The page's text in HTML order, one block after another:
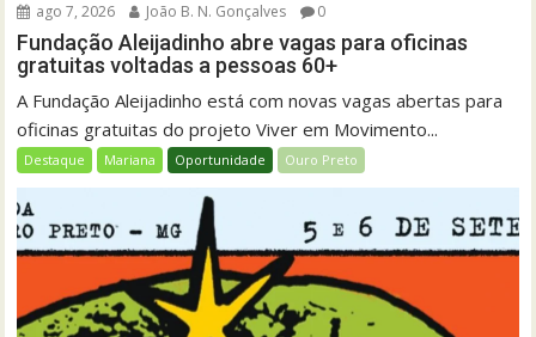
ago 7, 2026 João B. N. Gonçalves 0
Fundação Aleijadinho abre vagas para oficinas
gratuitas voltadas a pessoas 60+
A Fundação Aleijadinho está com novas vagas abertas para
oficinas gratuitas do projeto Viver em Movimento...
Destaque Mariana Oportunidade Ouro Preto